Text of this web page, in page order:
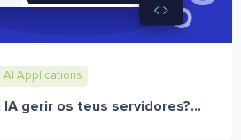
AI Applications
IA gerir os teus servidores?...